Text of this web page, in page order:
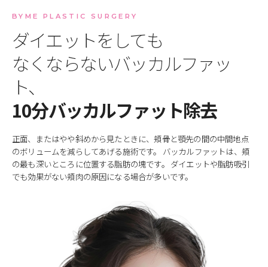
BYME PLASTIC SURGERY
ダイエットをしても
なくならないバッカルファッ
ト、
10分バッカルファット除去
正面、またはやや斜めから見たときに、頬骨と顎先の間の中間地点
のボリュームを減らしてあげる施術です。 バッカルファットは、頬
の最も深いところに位置する脂肪の塊です。 ダイエットや脂肪吸引
でも効果がない頬肉の原因になる場合が多いです。